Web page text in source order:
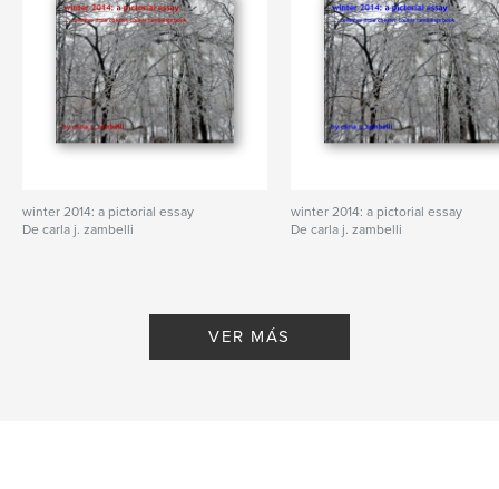
winter 2014: a pictorial essay
De carla j. zambelli
winter 2014: a pictorial essay
De carla j. zambelli
VER MÁS